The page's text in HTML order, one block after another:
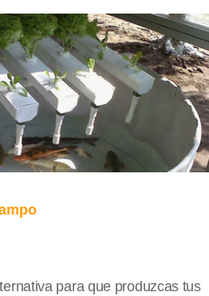
para que produzcas tus